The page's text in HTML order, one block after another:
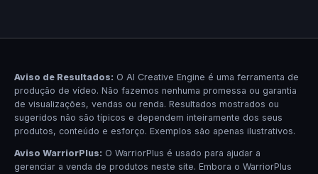
Aviso de Resultados: O AI Creative Engine é uma ferramenta de
produção de vídeo. Não fazemos nenhuma promessa ou garantia
de visualizações, vendas ou renda. Resultados mostrados ou
sugeridos não são típicos e dependem inteiramente dos seus
produtos, conteúdo e esforço. Exemplos são apenas ilustrativos.
Aviso WarriorPlus: O WarriorPlus é usado para ajudar a
gerenciar a venda de produtos neste site. Embora o WarriorPlus